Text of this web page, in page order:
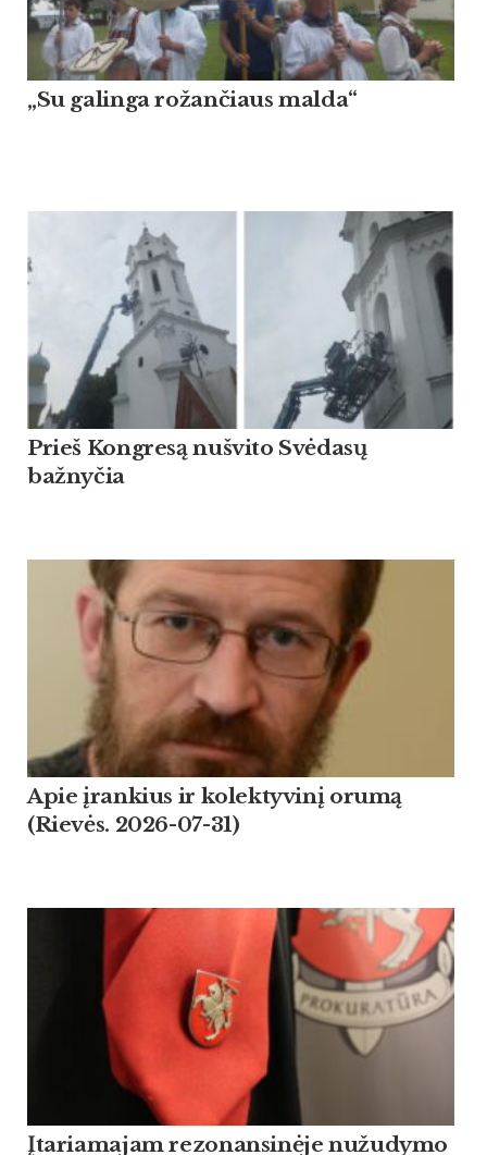
„Su galinga rožančiaus malda“
Prieš Kongresą nušvito Svėdasų
bažnyčia
Apie įrankius ir kolektyvinį orumą
(Rievės. 2026-07-31)
Įtariamajam rezonansinėje nužudymo